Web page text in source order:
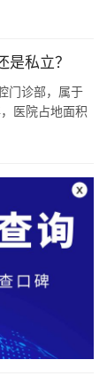
私立？
门诊部，属于
医院占地面积